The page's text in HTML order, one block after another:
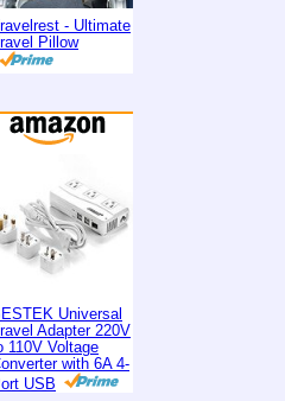
- Ultimate
Pillow
Universal
Adapter 220V
110V Voltage
with 6A 4-
USB